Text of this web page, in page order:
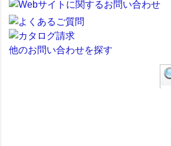
他のお問い合わせを探す